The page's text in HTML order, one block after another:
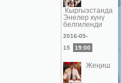
Кыргызстанда
Энелер күнү
белгиленди
2016-05-
15
19:00
Жеңиш